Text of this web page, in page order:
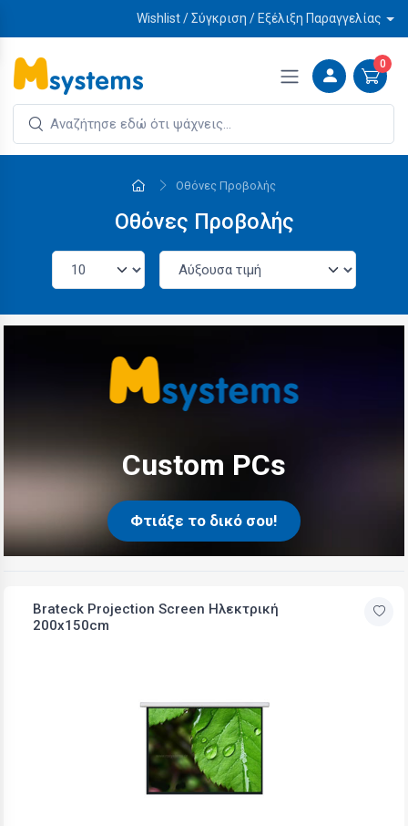
Wishlist / Σύγκριση / Εξέλιξη Παραγγελίας
0
Οθόνες Προβολής
Οθόνες Προβολής
Custom PCs
Φτιάξε το δικό σου!
Brateck Projection Screen Ηλεκτρική
200x150cm